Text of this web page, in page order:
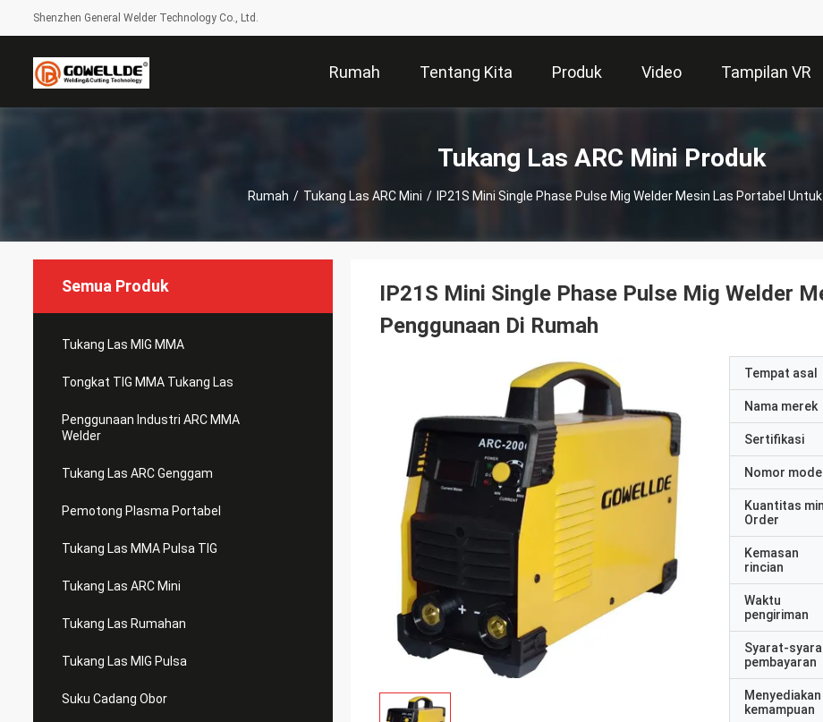
Shenzhen General Welder Technology Co., Ltd.
Rumah Tentang Kita Produk Video Tampilan VR
Tukang Las ARC Mini Produk
Rumah / Tukang Las ARC Mini / IP21S Mini Single Phase Pulse Mig Welder Mesin Las Portabel
Semua Produk
Tukang Las MIG MMA
Tongkat TIG MMA Tukang Las
Penggunaan Industri ARC MMA
Welder
Tukang Las ARC Genggam
Pemotong Plasma Portabel
Tukang Las MMA Pulsa TIG
Tukang Las ARC Mini
Tukang Las Rumahan
Tukang Las MIG Pulsa
Suku Cadang Obor
IP21S Mini Single Phase Pulse Mig Welder
Penggunaan Di Rumah
Tempat asal
Nama merek
Sertifikasi
Nomor model
Kuantitas min
Order
Kemasan
rincian
Waktu
pengiriman
Syarat-
pembayaran
Menyediakan
kemampuan